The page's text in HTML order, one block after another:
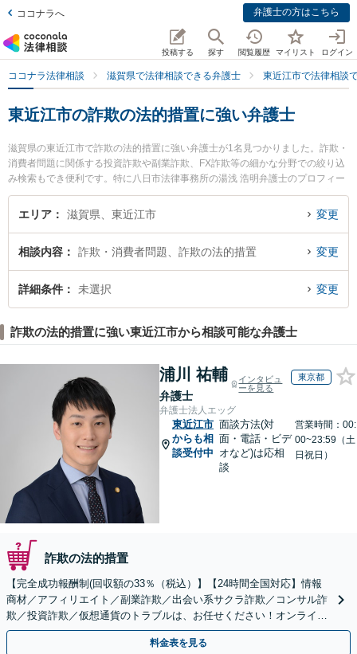
ココナラへ 弁護士の方はこちら
投稿する 探す 閲覧履歴 マイリスト ログイン
ココナラ法律相談 滋賀県で法律相談できる弁護士 東近江市で法律相談
東近江市の詐欺の法的措置に強い弁護士
滋賀県の東近江市で詐欺の法的措置に強い弁護士が1名見つかりました。詐欺・
消費者問題に関係する投資詐欺や副業詐欺、FX詐欺等の細かな分野での絞り込
み検索もでき便利です。特に八日市法律事務所の湯浅 浩明弁護士のプロフィー
ル情報や弁護士費用、強みなどが注目されています。『東近江市で土日や夜間
に発生した詐欺の法的措置のトラブルを今すぐに弁護士に相談したい』『詐欺
の法的措置のトラブル解決の実績豊富な近くの弁護士を検索したい』『初回相
い』などでお困りの相談者さんにおすすめです。
エリア 滋賀県、東近江市 変更
相談内容 詐欺・消費者問題、詐欺の法的措置 変更
詳細条件 未選択 変更
詐欺の法的措置に強い東近江市から相談可能な弁護士
浦川 祐輔
弁護士
インタビュ
ーを見る
東京都
弁護士法人エッグ
東近江市
からも相
談受付中
面談方法(対
面・電話・ビデ
オなど)は応相
談
営業時間：00:
00~23:59（土
日祝日）
詐欺の法的措置
【完全成功報酬制(回収額の33％（税込）】【24時間全国対応】情報
商材／アフィリエイト／副業詐欺／出会い系サクラ詐欺／コンサル詐
欺／投資詐欺／仮想通貨のトラブルは、お任せください！オンライン
のみで解決も可能！
料金表を見る